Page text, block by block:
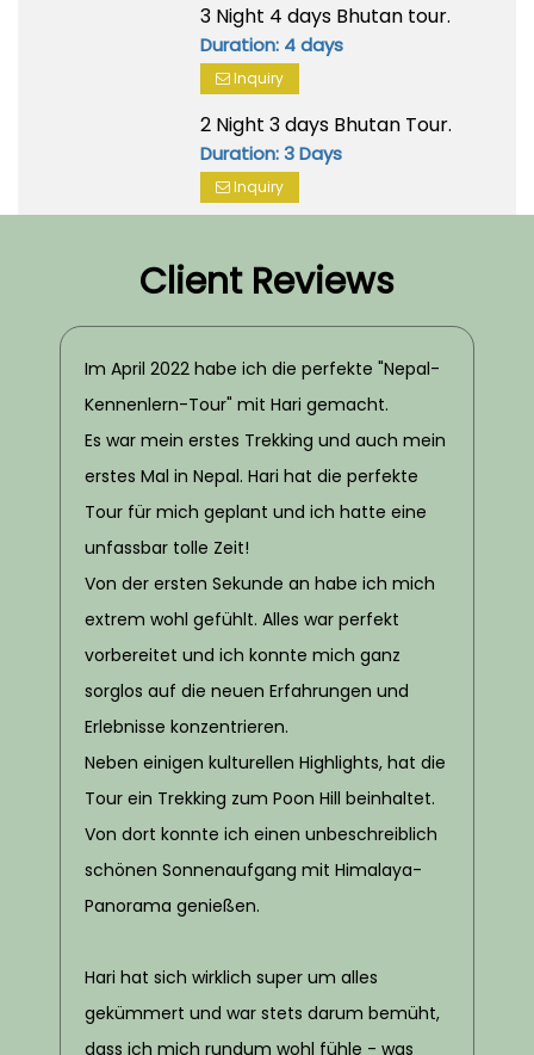
3 Night 4 days Bhutan tour.
Duration: 4 days
Inquiry
2 Night 3 days Bhutan Tour.
Duration: 3 Days
Inquiry
Client Reviews
Im April 2022 habe ich die perfekte "Nepal-
Kennenlern-Tour" mit Hari gemacht.
Es war mein erstes Trekking und auch mein
erstes Mal in Nepal. Hari hat die perfekte
Tour für mich geplant und ich hatte eine
unfassbar tolle Zeit!
Von der ersten Sekunde an habe ich mich
extrem wohl gefühlt. Alles war perfekt
vorbereitet und ich konnte mich ganz
sorglos auf die neuen Erfahrungen und
Erlebnisse konzentrieren.
Neben einigen kulturellen Highlights, hat die
Tour ein Trekking zum Poon Hill beinhaltet.
Von dort konnte ich einen unbeschreiblich
schönen Sonnenaufgang mit Himalaya-
Panorama genießen.
Hari hat sich wirklich super um alles
gekümmert und war stets darum bemüht,
dass ich mich rundum wohl fühle - was